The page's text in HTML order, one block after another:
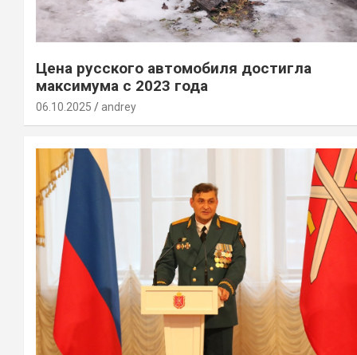
Цена русского автомобиля достигла
максимума с 2023 года
06.10.2025 andrey